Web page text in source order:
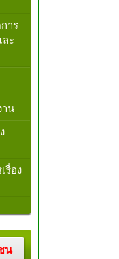
าร
ละ
าน
รื่อง
น